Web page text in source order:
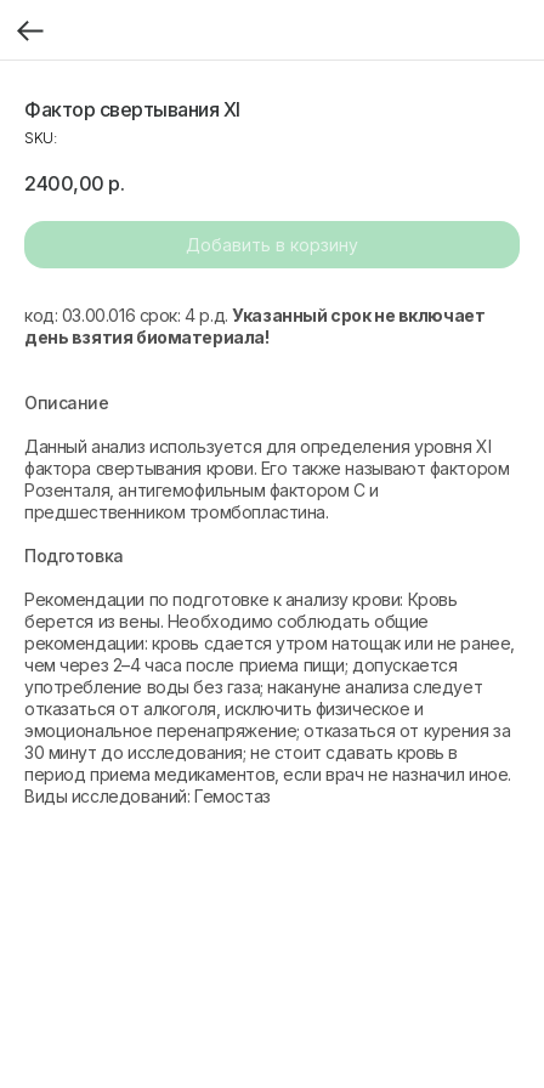
Фактор свертывания XI
SKU:
2400,00 р.
Добавить в корзину
код: 03.00.016 срок: 4 р.д.Указанный срок не включает
день взятия биоматериала!
Описание
Данный анализ используется для определения уровня XI
фактора свертывания крови. Его также называют фактором
Розенталя, антигемофильным фактором С и
предшественником тромбопластина.
Подготовка
Рекомендации по подготовке к анализу крови: Кровь
берется из вены. Необходимо соблюдать общие
рекомендации: кровь сдается утром натощак или не ранее,
чем через 2–4 часа после приема пищи; допускается
употребление воды без газа; накануне анализа следует
отказаться от алкоголя, исключить физическое и
эмоциональное перенапряжение; отказаться от курения за
30 минут до исследования; не стоит сдавать кровь в
период приема медикаментов, если врач не назначил иное.
Виды исследований: Гемостаз